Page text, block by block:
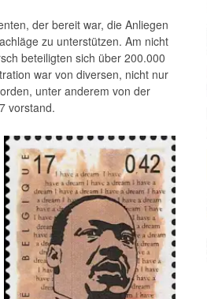
der bereit war, die Anliegen
zu unterstützen. Am nicht
beteiligten sich über 200.000
war von diversen, nicht nur
unter anderem von der
vorstand.